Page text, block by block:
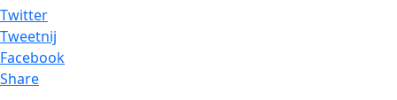
Twitter
Tweetnij
Facebook
Share